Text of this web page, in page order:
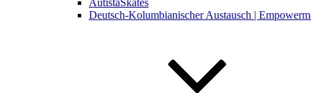
AutistaSkates
Deutsch-Kolumbianischer Austausch |